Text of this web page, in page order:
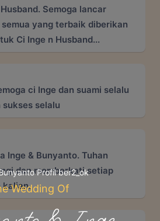
Wedding Of
Semoga lancar
yang terbaik diberikan
Ci Inge n Husband...
ci Inge dan suami selalu
sukses selalu
Inge & Bunyanto. Tuhan
dan memberkati setiap
kalian.